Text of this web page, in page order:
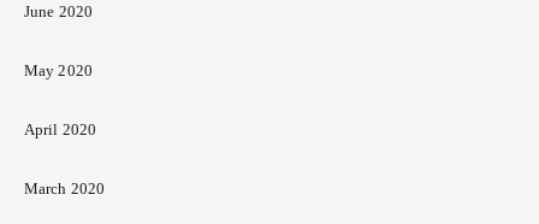
June 2020
May 2020
April 2020
March 2020